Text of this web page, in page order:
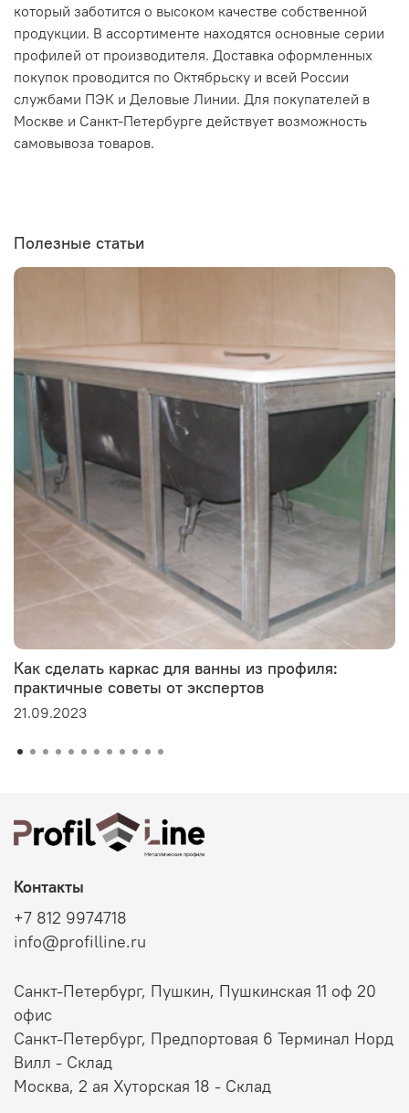
который заботится о высоком качестве собственной
продукции. В ассортименте находятся основные серии
профилей от производителя. Доставка оформленных
покупок проводится по Октябрьску и всей России
службами ПЭК и Деловые Линии. Для покупателей в
Москве и Санкт-Петербурге действует возможность
самовывоза товаров.
Полезные статьи
Как сделать каркас для ванны из профиля:
практичные советы от экспертов
21.09.2023
Контакты
+7 812 9974718
info@profilline.ru
Санкт-Петербург, Пушкин, Пушкинская 11 оф 20
офис
Санкт-Петербург, Предпортовая 6 Терминал Норд
Вилл - Склад
Москва, 2 ая Хуторская 18 - Склад